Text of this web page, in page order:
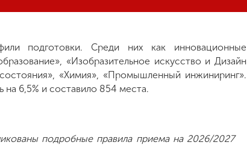
подготовки. Среди них как инновационные
«Изобразительное искусство и Дизайн
«Химия», «Промышленный инжиниринг».
6,5% и составило 854 места.
подробные правила приема на 2026/2027